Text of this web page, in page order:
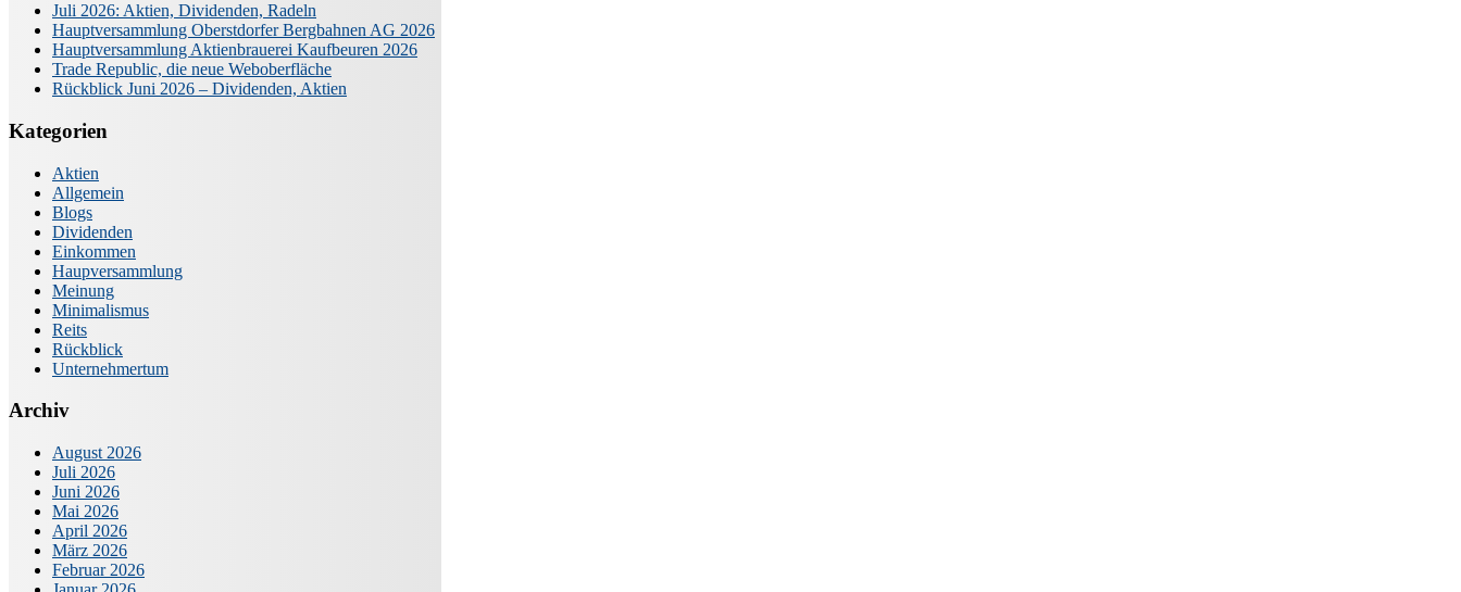
Juli 2026: Aktien, Dividenden, Radeln
Hauptversammlung Oberstdorfer Bergbahnen AG 2026
Hauptversammlung Aktienbrauerei Kaufbeuren 2026
Trade Republic, die neue Weboberfläche
Rückblick Juni 2026 – Dividenden, Aktien
Kategorien
Aktien
Allgemein
Blogs
Dividenden
Einkommen
Haupversammlung
Meinung
Minimalismus
Reits
Rückblick
Unternehmertum
Archiv
August 2026
Juli 2026
Juni 2026
Mai 2026
April 2026
März 2026
Februar 2026